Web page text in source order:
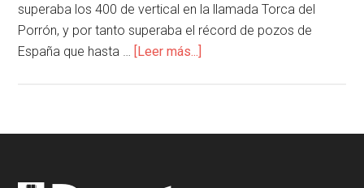
superaba los 400 de vertical en la llamada Torca del
Porrón, y por tanto superaba el récord de pozos de
España que hasta … [Leer más...]